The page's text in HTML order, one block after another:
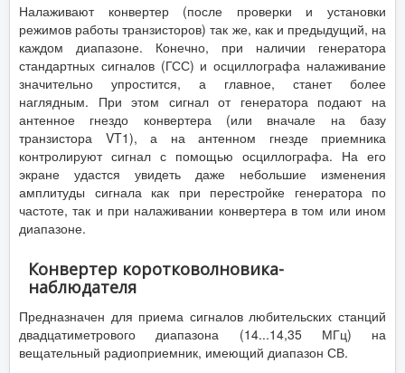
Налаживают конвертер (после проверки и установки
режимов работы транзисторов) так же, как и предыдущий, на
каждом диапазоне. Конечно, при наличии генератора
стандартных сигналов (ГСС) и осциллографа налаживание
значительно упростится, а главное, станет более
наглядным. При этом сигнал от генератора подают на
антенное гнездо конвертера (или вначале на базу
транзистора VT1), а на антенном гнезде приемника
контролируют сигнал с помощью осциллографа. На его
экране удастся увидеть даже небольшие изменения
амплитуды сигнала как при перестройке генератора по
частоте, так и при налаживании конвертера в том или ином
диапазоне.
Конвертер коротковолновика-
наблюдателя
Предназначен для приема сигналов любительских станций
двадцатиметрового диапазона (14...14,35 МГц) на
вещательный радиоприемник, имеющий диапазон СВ.